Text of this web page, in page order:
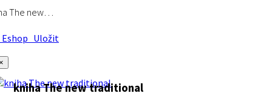
The new…
Uložit
kniha The new traditional